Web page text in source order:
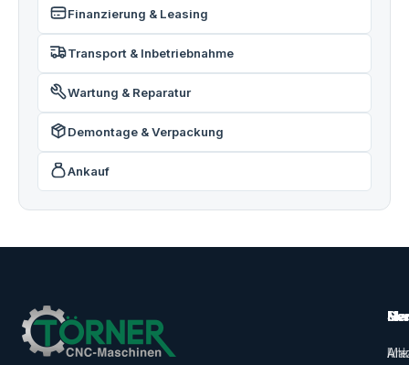
Finanzierung & Leasing
Transport & Inbetriebnahme
Wartung & Reparatur
Demontage & Verpackung
Ankauf
Alle